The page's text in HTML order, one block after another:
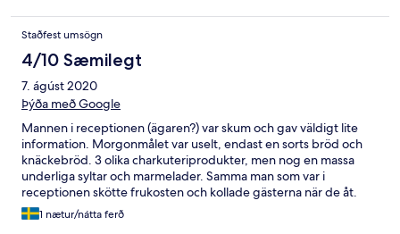
stygt rundt hotellet. God parkering og sikkert fine
turmuligheter. Vi overnattet bare fordi det passet å stoppe her i
forhold til kjøretid.
Staðfest umsögn
4/10 Sæmilegt
7. ágúst 2020
Þýða með Google
Mannen i receptionen (ägaren?) var skum och gav väldigt lite
information. Morgonmålet var uselt, endast en sorts bröd och
knäckebröd. 3 olika charkuteriprodukter, men nog en massa
underliga syltar och marmelader. Samma man som var i
receptionen skötte frukosten och kollade gästerna när de åt.
Huset förfallet och slitet. Från värme elementen droppade det
rostigt vatten. Fick symptom av inomhusluften.
1 nætur/nátta ferð